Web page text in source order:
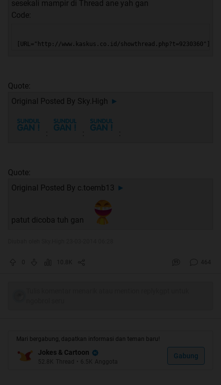
sesekali mampir di Thread ane yah gan
Code:
[URL="http://www.kaskus.co.id/
Quote:
Original Posted By Sky.High ►
Quote:
Original Posted By c.toemb13 ►
patut dicoba tuh gan
10.8K 464
Mari bergabung, dapatkan informasi dan teman baru!
Jokes & Cartoon
52.8K Thread • 6.5K Anggota
Gabung